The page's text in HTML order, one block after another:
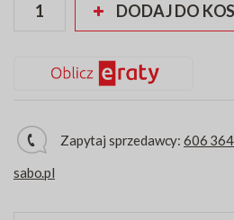
DODAJ DO
Zapytaj sprzedawcy: 606
sabo.pl